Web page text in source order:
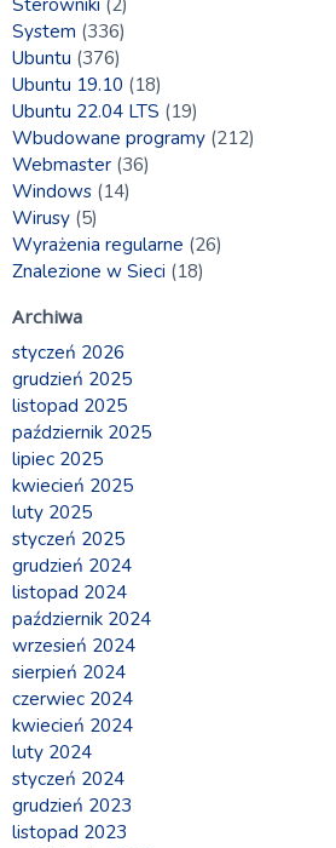
Sterowniki (2)
System (336)
Ubuntu (376)
Ubuntu 19.10 (18)
Ubuntu 22.04 LTS (19)
Wbudowane programy (212)
Webmaster (36)
Windows (14)
Wirusy (5)
Wyrażenia regularne (26)
Znalezione w Sieci (18)
Archiwa
styczeń 2026
grudzień 2025
listopad 2025
październik 2025
lipiec 2025
kwiecień 2025
luty 2025
styczeń 2025
grudzień 2024
listopad 2024
październik 2024
wrzesień 2024
sierpień 2024
czerwiec 2024
kwiecień 2024
luty 2024
styczeń 2024
grudzień 2023
listopad 2023